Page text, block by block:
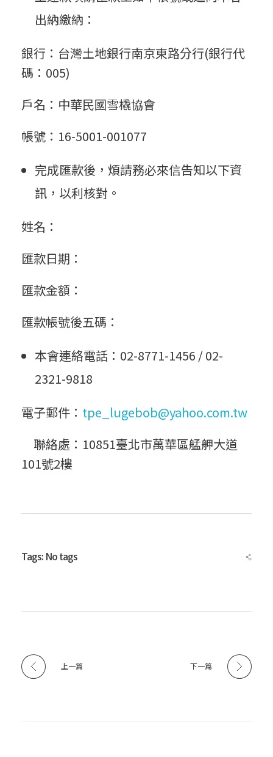
出納繳納：
銀行：台灣土地銀行南京東路分行(銀行代
碼：005)
戶名：中華民國雪橇協會
帳號：16-5001-001077
完成匯款後，煩請務必來信告知以下資
訊，以利核對。
姓名：
匯款日期：
匯款金額：
匯款帳號後五碼：
本會連絡電話：02-8771-1456 / 02-
2321-9818
電子郵件： tpe_lugebob@yahoo.com.tw
聯絡處：10851臺北市萬華區艋舺大道
101號2樓
Tags: No tags
上一篇 下一篇